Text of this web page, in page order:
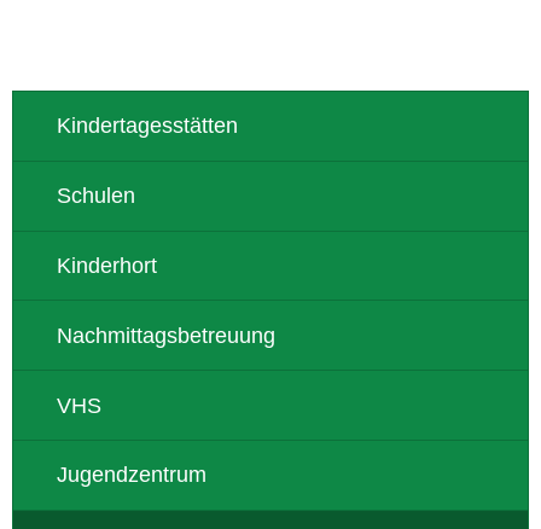
Kindertagesstätten
Schulen
Kinderhort
Nachmittagsbetreuung
VHS
Jugendzentrum